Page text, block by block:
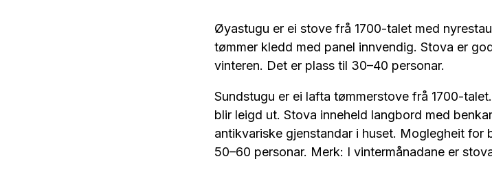
Øyastugu er ei stove frå 1700-talet med
tømmer kledd med panel innvendig. Stova er
vinteren. Det er plass til 30–40 personar.
Sundstugu er ei lafta tømmerstove frå 1700-
blir leigd ut. Stova inneheld langbord med
antikvariske gjenstandar i huset. Moglegheit for
50–60 personar. Merk: I vintermånadane er